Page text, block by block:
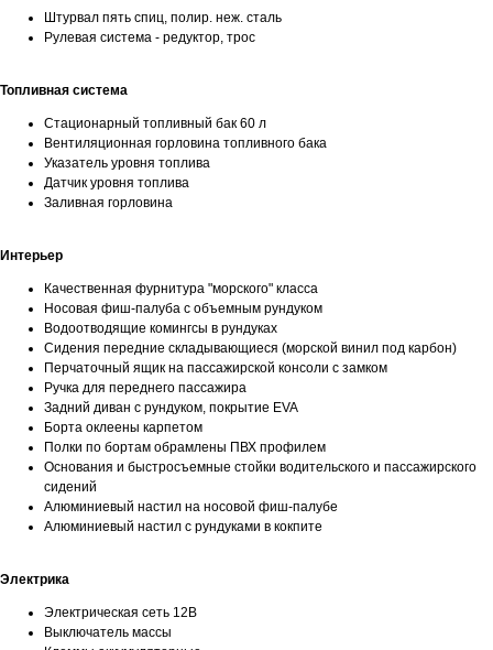
Штурвал пять спиц, полир. неж. сталь
Рулевая система - редуктор, трос
Топливная система
Стационарный топливный бак 60 л
Вентиляционная горловина топливного бака
Указатель уровня топлива
Датчик уровня топлива
Заливная горловина
Интерьер
Качественная фурнитура "морского" класса
Носовая фиш-палуба с объемным рундуком
Водоотводящие комингсы в рундуках
Сидения передние складывающиеся (морской винил под карбон)
Перчаточный ящик на пассажирской консоли с замком
Ручка для переднего пассажира
Задний диван с рундуком, покрытие EVA
Борта оклеены карпетом
Полки по бортам обрамлены ПВХ профилем
Основания и быстросъемные стойки водительского и пассажирского
сидений
Алюминиевый настил на носовой фиш-палубе
Алюминиевый настил с рундуками в кокпите
Электрика
Электрическая сеть 12В
Выключатель массы
Контакты